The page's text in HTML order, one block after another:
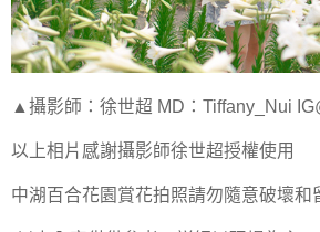
▲攝影師：徐世超 MD：Tiffany_Nui
以上相片感謝攝影師徐世超授權使用
中湖百合花園賞花拍照請勿隨意破壞和